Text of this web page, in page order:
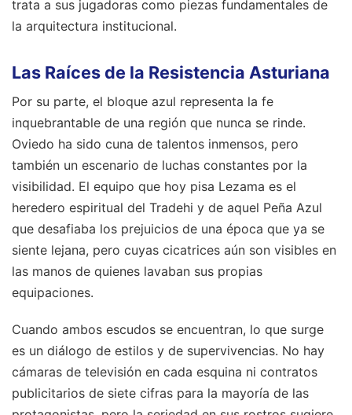
trata a sus jugadoras como piezas fundamentales de
la arquitectura institucional.
Las Raíces de la Resistencia Asturiana
Por su parte, el bloque azul representa la fe
inquebrantable de una región que nunca se rinde.
Oviedo ha sido cuna de talentos inmensos, pero
también un escenario de luchas constantes por la
visibilidad. El equipo que hoy pisa Lezama es el
heredero espiritual del Tradehi y de aquel Peña Azul
que desafiaba los prejuicios de una época que ya se
siente lejana, pero cuyas cicatrices aún son visibles en
las manos de quienes lavaban sus propias
equipaciones.
Cuando ambos escudos se encuentran, lo que surge
es un diálogo de estilos y de supervivencias. No hay
cámaras de televisión en cada esquina ni contratos
publicitarios de siete cifras para la mayoría de las